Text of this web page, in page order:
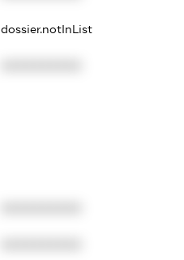
dossier.notInList